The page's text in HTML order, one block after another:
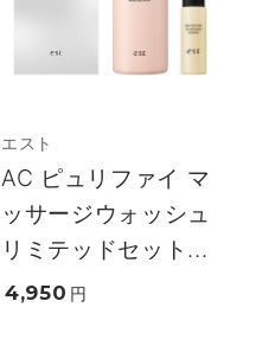
エスト
AC ピュリファイ マ
ッサージウォッシュ
リミテッドセット...
4,950 円